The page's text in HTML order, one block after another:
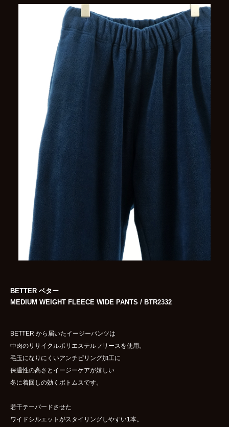
BETTER ベター
MEDIUM WEIGHT FLEECE WIDE PANTS / BTR2332
BETTER から届いたイージーパンツは
中肉のリサイクルポリエステルフリースを使用。
毛玉になりにくいアンチピリング加工に
保温性の高さとイージーケアが嬉しい
冬に着回しの効くボトムスです。
若干テーパードさせた
ワイドシルエットがスタイリングしやすい1本。